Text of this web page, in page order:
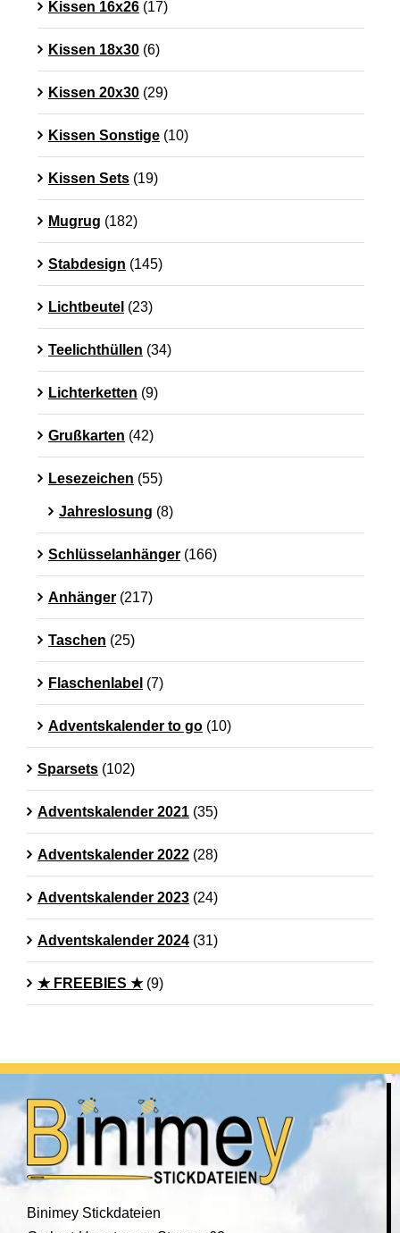
Kissen 16x26 (17)
Kissen 18x30 (6)
Kissen 20x30 (29)
Kissen Sonstige (10)
Kissen Sets (19)
Mugrug (182)
Stabdesign (145)
Lichtbeutel (23)
Teelichthüllen (34)
Lichterketten (9)
Grußkarten (42)
Lesezeichen (55)
Jahreslosung (8)
Schlüsselanhänger (166)
Anhänger (217)
Taschen (25)
Flaschenlabel (7)
Adventskalender to go (10)
Sparsets (102)
Adventskalender 2021 (35)
Adventskalender 2022 (28)
Adventskalender 2023 (24)
Adventskalender 2024 (31)
★ FREEBIES ★ (9)
Binimey Stickdateien